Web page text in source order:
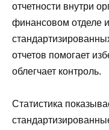
отчетности внутри
финансовом отделе
отчетов помогает
облегчает контроль.
Статистика